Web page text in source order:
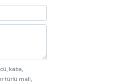
kaba,
türlü mali,